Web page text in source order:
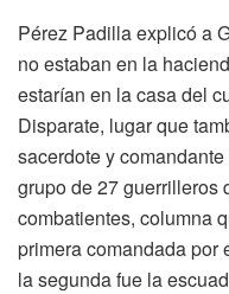
Pérez Padilla explicó a
no estaban en la
estarían en la casa del
Disparate, lugar que
sacerdote y
grupo de 27 guerrilleros
combatientes, columna
primera comandada por
la segunda fue la